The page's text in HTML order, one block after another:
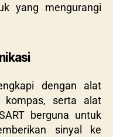
yang mengurangi
dengan alat
kompas, serta alat
berguna untuk
sinyal ke